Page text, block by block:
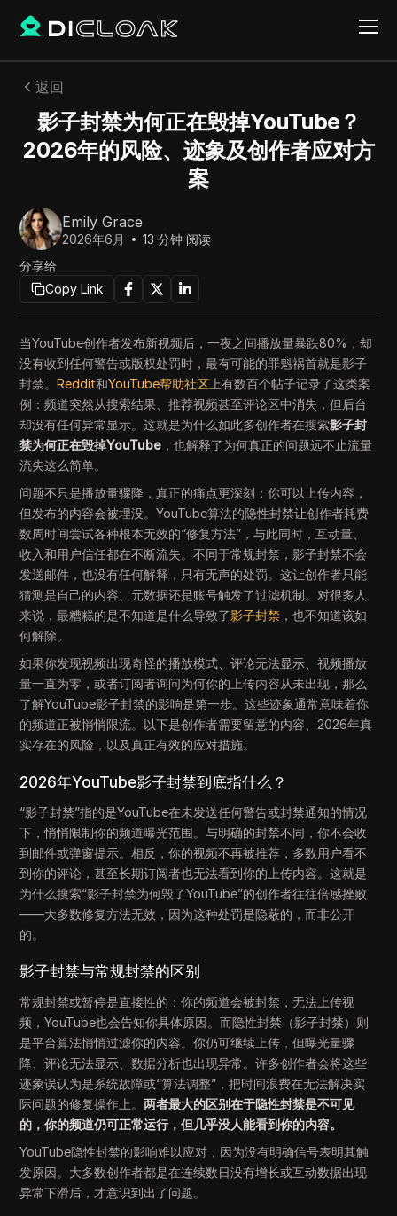
返回
影子封禁为何正在毁掉YouTube？
2026年的风险、迹象及创作者应对方
案
Emily Grace
2026年6月 13 分钟 阅读
分享给
Copy Link
当YouTube创作者发布新视频后，一夜之间播放量暴跌80%，却
没有收到任何警告或版权处罚时，最有可能的罪魁祸首就是影子
封禁。Reddit和YouTube帮助社区 上有数百个帖子记录了这类案
例：频道突然从搜索结果、推荐视频甚至评论区中消失，但后台
却没有任何异常显示。这就是为什么如此多创作者在搜索影子封
禁为何正在毁掉YouTube ，也解释了为何真正的问题远不止流量
流失这么简单。
问题不只是播放量骤降，真正的痛点更深刻：你可以上传内容，
但发布的内容会被埋没。YouTube算法的隐性封禁让创作者耗费
数周时间尝试各种根本无效的“修复方法”，与此同时，互动量、
收入和用户信任都在不断流失。不同于常规封禁，影子封禁不会
发送邮件，也没有任何解释，只有无声的处罚。这让创作者只能
猜测是自己的内容、元数据还是账号触发了过滤机制。对很多人
来说，最糟糕的是不知道是什么导致了影子封禁 ，也不知道该如
何解除。
如果你发现视频出现奇怪的播放模式、评论无法显示、视频播放
量一直为零，或者订阅者询问为何你的上传内容从未出现，那么
了解YouTube影子封禁的影响是第一步。这些迹象通常意味着你
的频道正被悄悄限流。以下是创作者需要留意的内容、2026年真
实存在的风险，以及真正有效的应对措施。
2026年YouTube影子封禁到底指什么？
“影子封禁”指的是YouTube在未发送任何警告或封禁通知的情况
下，悄悄限制你的频道曝光范围。与明确的封禁不同，你不会收
到邮件或弹窗提示。相反，你的视频不再被推荐，多数用户看不
到你的评论，甚至长期订阅者也无法看到你的上传内容。这就是
为什么搜索“影子封禁为何毁了YouTube”的创作者往往倍感挫败
——大多数修复方法无效，因为这种处罚是隐蔽的，而非公开
的。
影子封禁与常规封禁的区别
常规封禁或暂停是直接性的：你的频道会被封禁，无法上传视
频，YouTube也会告知你具体原因。而隐性封禁（影子封禁）则
是平台算法悄悄过滤你的内容。你仍可继续上传，但曝光量骤
降、评论无法显示、数据分析也出现异常。许多创作者会将这些
迹象误认为是系统故障或“算法调整”，把时间浪费在无法解决实
际问题的修复操作上。两者最大的区别在于隐性封禁是不可见
的，你的频道仍可正常运行，但几乎没人能看到你的内容。
YouTube隐性封禁的影响难以应对，因为没有明确信号表明其触
发原因。大多数创作者都是在连续数日没有增长或互动数据出现
异常下滑后，才意识到出了问题。